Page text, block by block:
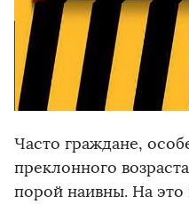
Часто граждане,
преклонного
порой наивны. На это